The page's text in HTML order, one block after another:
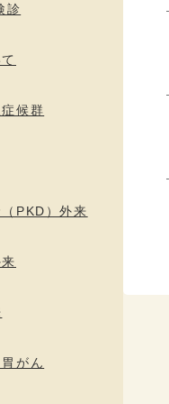
診
候群
PKD）外来
がん